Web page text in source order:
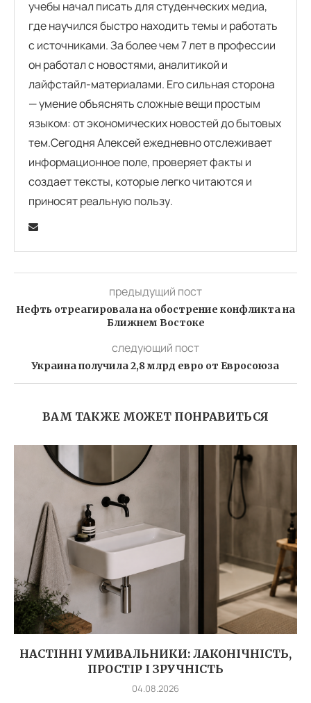
учебы начал писать для студенческих медиа,
где научился быстро находить темы и работать
с источниками. За более чем 7 лет в профессии
он работал с новостями, аналитикой и
лайфстайл-материалами. Его сильная сторона
— умение объяснять сложные вещи простым
языком: от экономических новостей до бытовых
тем.Сегодня Алексей ежедневно отслеживает
информационное поле, проверяет факты и
создает тексты, которые легко читаются и
приносят реальную пользу.
предыдущий пост
Нефть отреагировала на обострение конфликта на
Ближнем Востоке
следующий пост
Украина получила 2,8 млрд евро от Евросоюза
ВАМ ТАКЖЕ МОЖЕТ ПОНРАВИТЬСЯ
НАСТІННІ УМИВАЛЬНИКИ: ЛАКОНІЧНІСТЬ,
ПРОСТІР І ЗРУЧНІСТЬ
04.08.2026